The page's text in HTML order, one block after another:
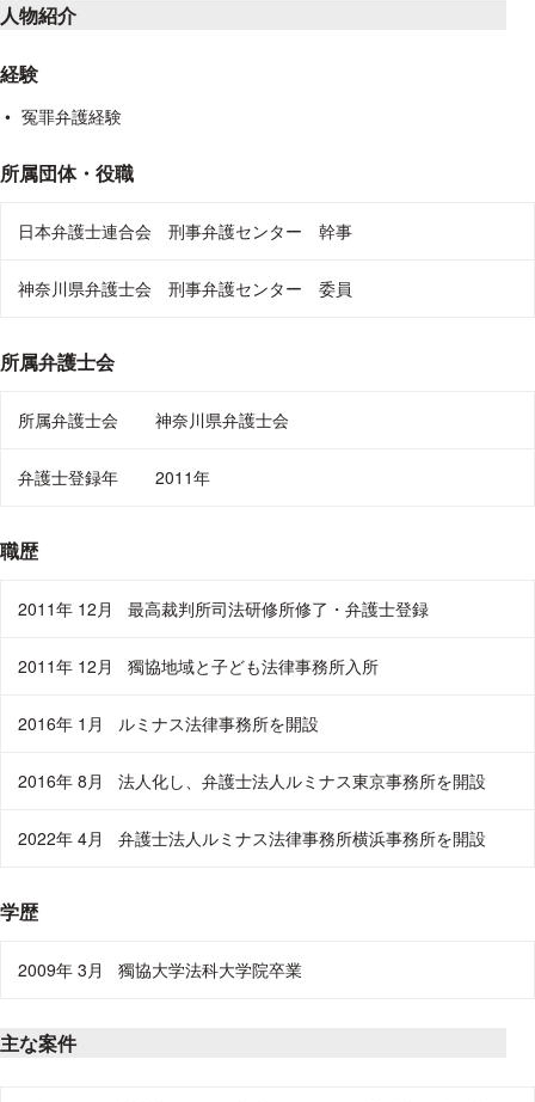
人物紹介
経験
冤罪弁護経験
所属団体・役職
日本弁護士連合会 刑事弁護センター 幹事
神奈川県弁護士会 刑事弁護センター 委員
所属弁護士会
所属弁護士会 神奈川県弁護士会
弁護士登録年 2011年
職歴
2011年 12月 最高裁判所司法研修所修了・弁護士登録
2011年 12月 獨協地域と子ども法律事務所入所
2016年 1月 ルミナス法律事務所を開設
2016年 8月 法人化し、弁護士法人ルミナス東京事務所を開設
2022年 4月 弁護士法人ルミナス法律事務所横浜事務所を開設
学歴
2009年 3月 獨協大学法科大学院卒業
主な案件